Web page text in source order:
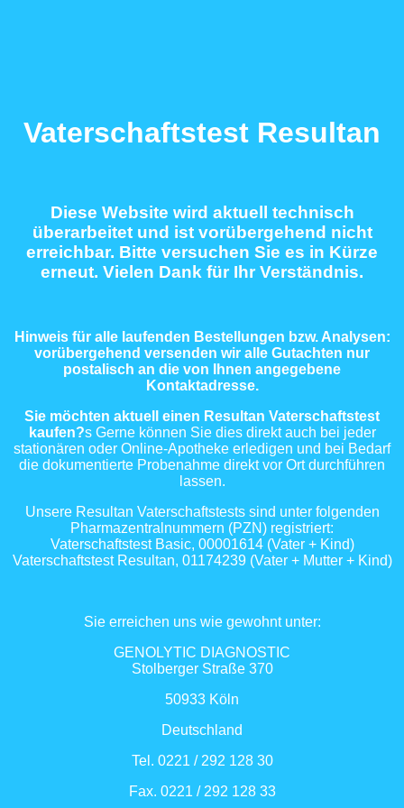
Vaterschaftstest Resultan
Diese Website wird aktuell technisch
überarbeitet und ist vorübergehend nicht
erreichbar. Bitte versuchen Sie es in Kürze
erneut. Vielen Dank für Ihr Verständnis.
Hinweis für alle laufenden Bestellungen bzw. Analysen:
vorübergehend versenden wir alle Gutachten nur
postalisch an die von Ihnen angegebene
Kontaktadresse.
Sie möchten aktuell einen Resultan Vaterschaftstest
kaufen?s Gerne können Sie dies direkt auch bei jeder
stationären oder Online-Apotheke erledigen und bei Bedarf
die dokumentierte Probenahme direkt vor Ort durchführen
lassen.
Unsere Resultan Vaterschaftstests sind unter folgenden
Pharmazentralnummern (PZN) registriert:
Vaterschaftstest Basic, 00001614 (Vater + Kind)
Vaterschaftstest Resultan, 01174239 (Vater + Mutter + Kind)
Sie erreichen uns wie gewohnt unter:
GENOLYTIC DIAGNOSTIC
Stolberger Straße 370
50933 Köln
Deutschland
Tel. 0221 / 292 128 30
Fax. 0221 / 292 128 33